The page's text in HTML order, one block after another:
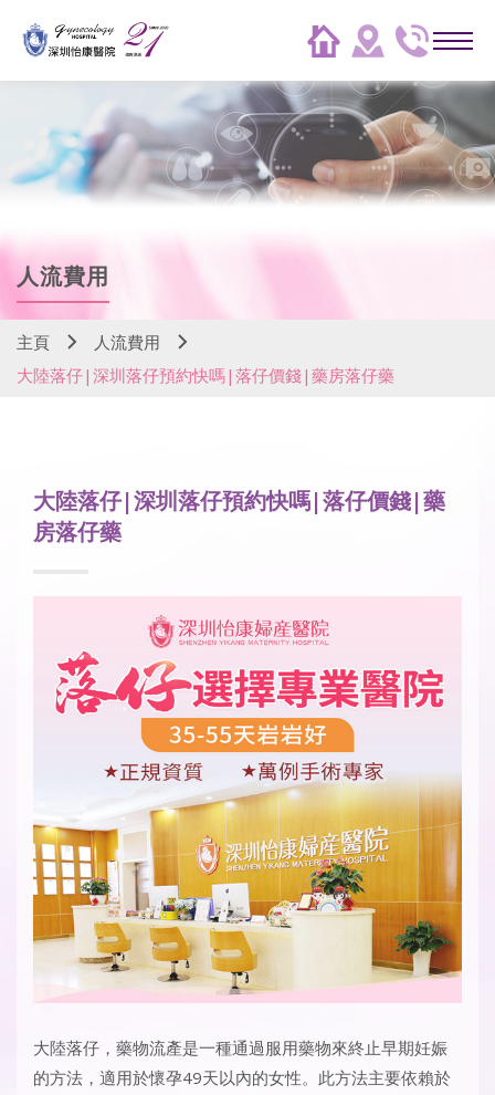
人流費用
主頁
人流費用
大陸落仔|深圳落仔預約快嗎|落仔價錢|藥房落仔藥
大陸落仔|深圳落仔預約快嗎|落仔價錢|藥
房落仔藥
大陸落仔 ，藥物流產是一種通過服用藥物來終止早期妊娠
的方法，適用於懷孕49天以內的女性。此方法主要依賴於